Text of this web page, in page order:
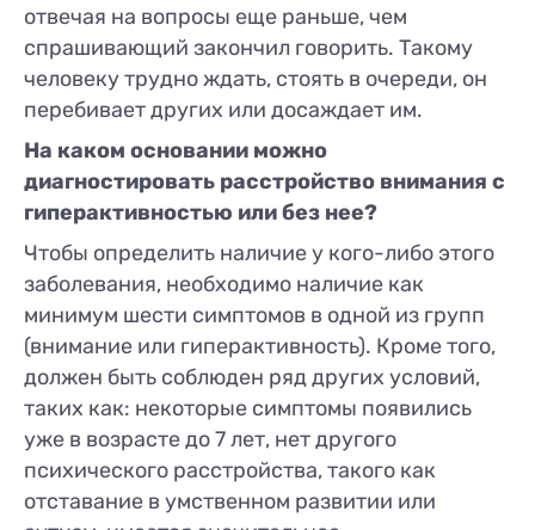
отвечая на вопросы еще раньше, чем
спрашивающий закончил говорить. Такому
человеку трудно ждать, стоять в очереди, он
перебивает других или досаждает им.
На каком основании можно
диагностировать расстройство внимания с
гиперактивностью или без нее?
Чтобы определить наличие у кого-либо этого
заболевания, необходимо наличие как
минимум шести симптомов в одной из групп
(внимание или гиперактивность). Кроме того,
должен быть соблюден ряд других условий,
таких как: некоторые симптомы появились
уже в возрасте до 7 лет, нет другого
психического расстройства, такого как
отставание в умственном развитии или